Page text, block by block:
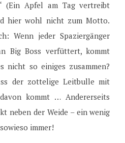
(Ein Apfel am Tag vertreibt
hier wohl nicht zum Motto.
Wenn jeder Spaziergänger
Big Boss verfüttert, kommt
nicht so einiges zusammen?
der zottelige Leitbulle mit
kommt … Andererseits
neben der Weide – ein wenig
immer!